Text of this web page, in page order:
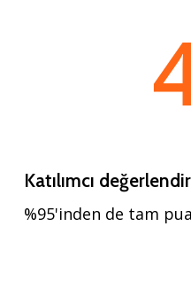
Katılımcı
%95'inden de tam